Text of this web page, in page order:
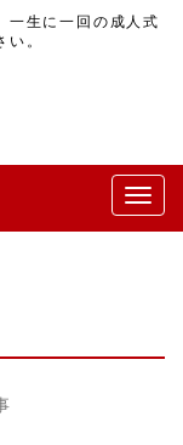
一生に一回の成人式
。
メ
ニ